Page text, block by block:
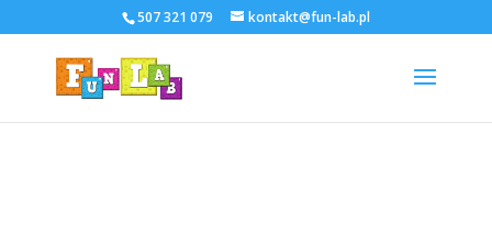
507 321 079 kontakt@fun-lab.pl